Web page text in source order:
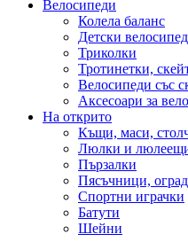
Велосипеди
Колела баланс
Детски
Триколки
Тротинетки,
Велосипеди със
Аксесоари за
На открито
Къщи, маси,
Люлки и
Пързалки
Пясъчници,
Спортни играчки
Батути
Шейни